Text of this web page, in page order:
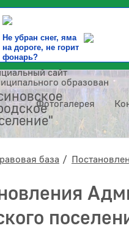
Не убран снег, яма
на дороге, не горит
фонарь?
сайт
образования
Фотогалерея
база